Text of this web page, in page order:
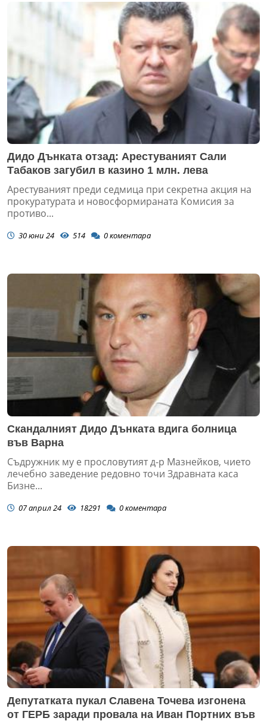
Дидо Дънката отзад: Арестуваният Сали
Табаков загубил в казино 1 млн. лева
Арестуваният преди седмица при секретна акция на
прокуратурата и новосформираната Комисия за
противо...
30 юни 24 514 0коментара
Скандалният Дидо Дънката вдига болница
във Варна
Съдружник му е прословутият д-р Мазнейков, чието
лечебно заведение редовно точи Здравната каса
Бизне...
07 април 24 18291 0коментара
Депутатката пукал Славена Точева изгонена
от ГЕРБ заради провала на Иван Портних във